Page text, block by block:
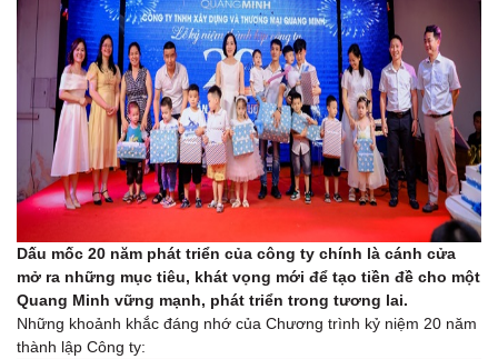
Dấu mốc 20 năm phát triển của công ty chính là cánh cửa
mở ra những mục tiêu, khát vọng mới để tạo tiền đề cho một
Quang Minh vững mạnh, phát triển trong tương lai.
Những khoảnh khắc đáng nhớ của Chương trình kỷ niệm 20 năm
thành lập Công ty: